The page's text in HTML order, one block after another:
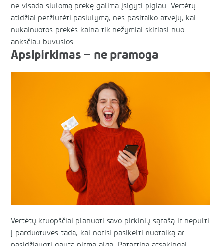
ne visada siūlomą prekę galima įsigyti pigiau. Vertėtų
atidžiai peržiūrėti pasiūlymą, nes pasitaiko atvejų, kai
nukainuotos prekės kaina tik nežymiai skiriasi nuo
anksčiau buvusios.
Apsipirkimas – ne pramoga
Vertėtų kruopščiai planuoti savo pirkinių sąrašą ir nepulti
į parduotuves tada, kai norisi pasikelti nuotaiką ar